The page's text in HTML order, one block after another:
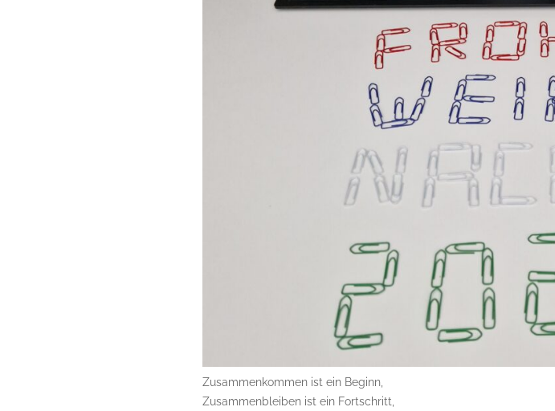
Zusammenkommen ist ein Beginn,
Zusammenbleiben ist ein Fortschritt,